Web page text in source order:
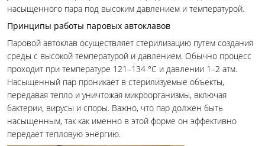
насыщенного пара под высоким давлением и температурой.
Принципы работы паровых автоклавов
Паровой автоклав осуществляет стерилизацию путем создания
среды с высокой температурой и давлением. Обычно процесс
проходит при температуре 121–134 °C и давлении 1–2 атм.
Насыщенный пар проникает в стерилизуемые объекты,
передавая тепло и уничтожая микроорганизмы, включая
бактерии, вирусы и споры. Важно, что пар должен быть
насыщенным, так как именно в этой форме он эффективно
передает тепловую энергию.